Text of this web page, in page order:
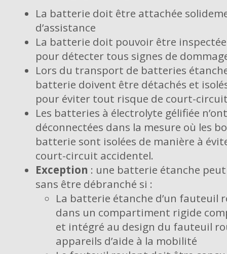
La batterie doit être attachée
d’assistance
La batterie doit pouvoir être
pour détecter tous signes de
Lors du transport de batteries
batterie doivent être détachés et isolés
pour éviter tout risque de court-
Les batteries à électrolyte gélifiée
déconnectées dans la mesure où les
batterie sont isolées de manière à
court-circuit accidentel.
Exception : une batterie étanche
sans être débranché si :
La batterie étanche d’un fauteuil
dans un compartiment rigide
et intégré au design du fauteuil
appareils d’aide à la mobilité